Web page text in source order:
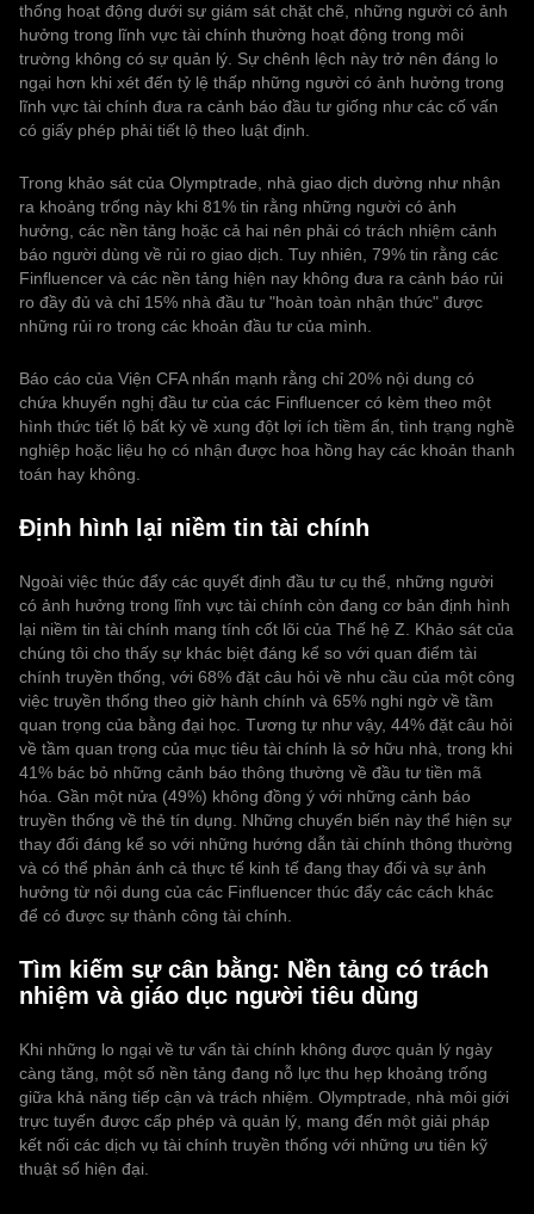
thống hoạt động dưới sự giám sát chặt chẽ, những người có ảnh
hưởng trong lĩnh vực tài chính thường hoạt động trong môi
trường không có sự quản lý. Sự chênh lệch này trở nên đáng lo
ngại hơn khi xét đến tỷ lệ thấp những người có ảnh hưởng trong
lĩnh vực tài chính đưa ra cảnh báo đầu tư giống như các cố vấn
có giấy phép phải tiết lộ theo luật định.
Trong khảo sát của Olymptrade, nhà giao dịch dường như nhận
ra khoảng trống này khi 81% tin rằng những người có ảnh
hưởng, các nền tảng hoặc cả hai nên phải có trách nhiệm cảnh
báo người dùng về rủi ro giao dịch. Tuy nhiên, 79% tin rằng các
Finfluencer và các nền tảng hiện nay không đưa ra cảnh báo rủi
ro đầy đủ và chỉ 15% nhà đầu tư "hoàn toàn nhận thức" được
những rủi ro trong các khoản đầu tư của mình.
Báo cáo của Viện CFA nhấn mạnh rằng chỉ 20% nội dung có
chứa khuyến nghị đầu tư của các Finfluencer có kèm theo một
hình thức tiết lộ bất kỳ về xung đột lợi ích tiềm ẩn, tình trạng nghề
nghiệp hoặc liệu họ có nhận được hoa hồng hay các khoản thanh
toán hay không.
Định hình lại niềm tin tài chính
Ngoài việc thúc đẩy các quyết định đầu tư cụ thể, những người
có ảnh hưởng trong lĩnh vực tài chính còn đang cơ bản định hình
lại niềm tin tài chính mang tính cốt lõi của Thế hệ Z. Khảo sát của
chúng tôi cho thấy sự khác biệt đáng kể so với quan điểm tài
chính truyền thống, với 68% đặt câu hỏi về nhu cầu của một công
việc truyền thống theo giờ hành chính và 65% nghi ngờ về tầm
quan trọng của bằng đại học. Tương tự như vậy, 44% đặt câu hỏi
về tầm quan trọng của mục tiêu tài chính là sở hữu nhà, trong khi
41% bác bỏ những cảnh báo thông thường về đầu tư tiền mã
hóa. Gần một nửa (49%) không đồng ý với những cảnh báo
truyền thống về thẻ tín dụng. Những chuyển biến này thể hiện sự
thay đổi đáng kể so với những hướng dẫn tài chính thông thường
và có thể phản ánh cả thực tế kinh tế đang thay đổi và sự ảnh
hưởng từ nội dung của các Finfluencer thúc đẩy các cách khác
để có được sự thành công tài chính.
Tìm kiếm sự cân bằng: Nền tảng có trách
nhiệm và giáo dục người tiêu dùng
Khi những lo ngại về tư vấn tài chính không được quản lý ngày
càng tăng, một số nền tảng đang nỗ lực thu hẹp khoảng trống
giữa khả năng tiếp cận và trách nhiệm. Olymptrade, nhà môi giới
trực tuyến được cấp phép và quản lý, mang đến một giải pháp
kết nối các dịch vụ tài chính truyền thống với những ưu tiên kỹ
thuật số hiện đại.